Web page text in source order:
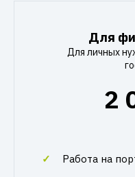
Для
Для личных
2
Работа на